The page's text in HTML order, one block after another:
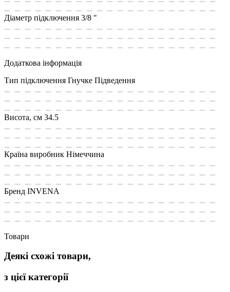
Діаметр підключення 3/8 "
Додаткова інформація
Тип підключення Гнучке Підведення
Висота, см 34.5
Країна виробник Німеччина
Бренд INVENA
Товари
Деякі схожі товари,
з цієї категорії